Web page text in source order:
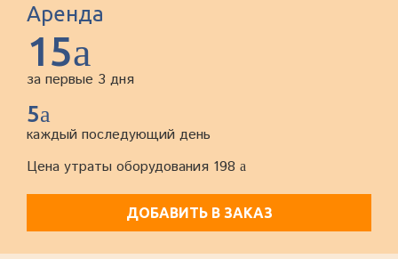
Аренда
15a
за первые 3 дня
5a
каждый последующий день
Цена утраты оборудования 198 a
ДОБАВИТЬ В ЗАКАЗ